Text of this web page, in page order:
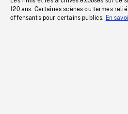
120 ans. Certaines scènes ou termes
offensants pour certains publics. En